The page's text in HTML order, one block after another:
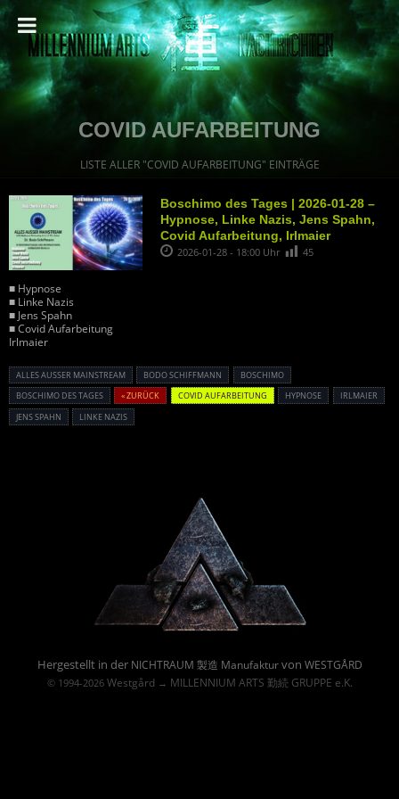
COVID AUFARBEITUNG
LISTE ALLER "COVID AUFARBEITUNG" EINTRÄGE
Boschimo des Tages | 2026-01-28 –
Hypnose, Linke Nazis, Jens Spahn,
Covid Aufarbeitung, Irlmaier
2026-01-28 - 18:00 Uhr 45
■ Hypnose
■ Linke Nazis
■ Jens Spahn
■ Covid Aufarbeitung
Irlmaier
ALLES AUSSER MAINSTREAM BODO SCHIFFMANN
BOSCHIMO
BOSCHIMO DES TAGES
« ZURÜCK COVID AUFARBEITUNG HYPNOSE
IRLMAIER
JENS SPAHN
LINKE NAZIS
Hergestellt in der NICHTRAUM 製造 Manufakturvon WESTGÅRD
© 1994-2026 Westgård→ MILLENNIUM ARTS 勤続 GRUPPE e.K.
Powered By :